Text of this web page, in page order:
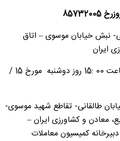
نبش خیابان موسوی – اتاق
ایران
تا ساعت 00 :15 روز دوشنبه مورخ 15 /
طالقانی- تقاطع شهید موسوی-
صنایع، معادن و کشاورزی ایران –
کمیسیون معاملات